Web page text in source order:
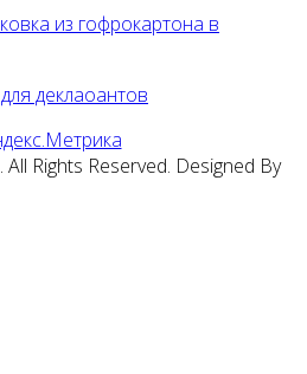
из гофрокартона в
деклаоантов
Rights Reserved. Designed By